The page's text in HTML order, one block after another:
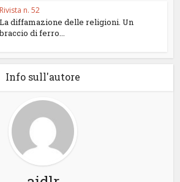
Rivista n. 52
La diffamazione delle religioni. Un
braccio di ferro...
Info sull'autore